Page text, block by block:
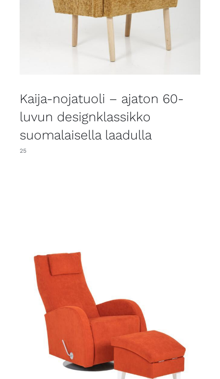
Kaija-nojatuoli – ajaton 60-
luvun designklassikko
suomalaisella laadulla
25